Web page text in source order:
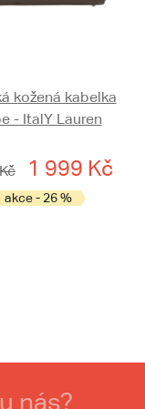
kožená kabelka
- ItalY Lauren
1 999 Kč
akce - 26 %
nás?